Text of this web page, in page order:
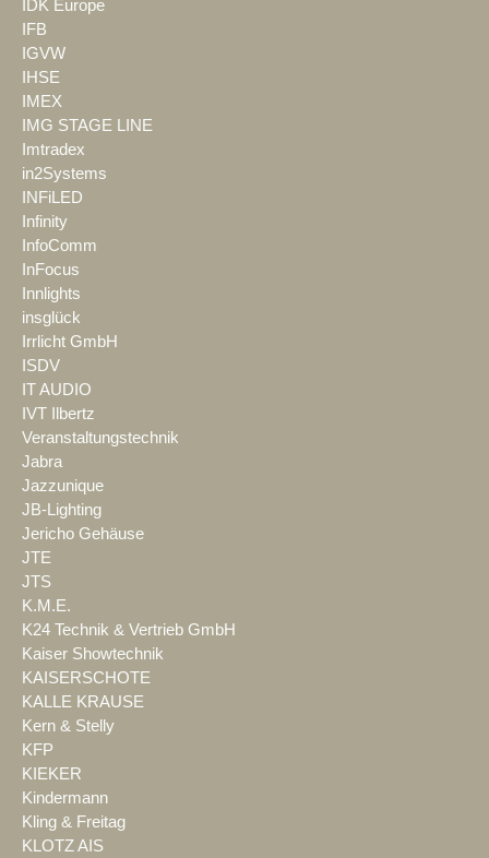
IDK Europe
IFB
IGVW
IHSE
IMEX
IMG STAGE LINE
Imtradex
in2Systems
INFiLED
Infinity
InfoComm
InFocus
Innlights
insglück
Irrlicht GmbH
ISDV
IT AUDIO
IVT Ilbertz
Veranstaltungstechnik
Jabra
Jazzunique
JB-Lighting
Jericho Gehäuse
JTE
JTS
K.M.E.
K24 Technik & Vertrieb GmbH
Kaiser Showtechnik
KAISERSCHOTE
KALLE KRAUSE
Kern & Stelly
KFP
KIEKER
Kindermann
Kling & Freitag
KLOTZ AIS